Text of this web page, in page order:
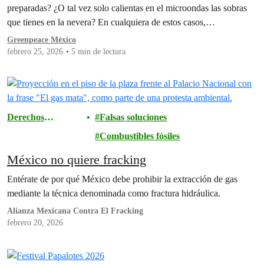
preparadas? ¿O tal vez solo calientas en el microondas las sobras
que tienes en la nevera? En cualquiera de estos casos,…
Greenpeace México
febrero 25, 2026
5 min de lectura
Derechos
Falsas soluciones
Combustibles fósiles
México no quiere fracking
Entérate de por qué México debe prohibir la extracción de gas
mediante la técnica denominada como fractura hidráulica.
Alianza Mexicana Contra El Fracking
febrero 20, 2026